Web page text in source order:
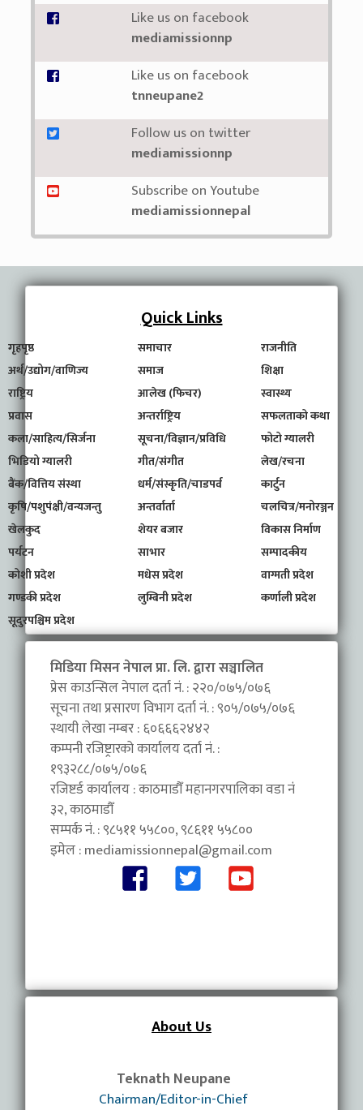
Like us on facebook
mediamissionnp
Like us on facebook
tnneupane2
Follow us on twitter
mediamissionnp
Subscribe on Youtube
mediamissionnepal
Quick Links
गृहपृष्ठ समाचार
राजनीति
अर्थ/उद्योग/वाणिज्य
समाज
शिक्षा
राष्ट्रिय
आलेख (फिचर)
स्वास्थ्य
प्रवास
अन्तर्राष्ट्रिय
सफलताको कथा
कला/साहित्य/सिर्जना
सूचना/विज्ञान/प्रविधि
फोटो ग्यालरी
भिडियो ग्यालरी
गीत/संगीत
लेख/रचना
बैंक/वित्तिय संस्था
धर्म/संस्कृति/चाडपर्व
कार्टुन
कृषि/पशुपंक्षी/वन्यजन्तु
अन्तर्वार्ता
चलचित्र/मनोरञ्जन
खेलकुद
शेयर बजार
विकास निर्माण
पर्यटन
साभार
सम्पादकीय
कोशी प्रदेश
मधेस प्रदेश
वाग्मती प्रदेश
गण्डकी प्रदेश
लुम्बिनी प्रदेश
कर्णाली प्रदेश
सूदुरपश्चिम प्रदेश
मिडिया मिसन नेपाल प्रा. लि. द्वारा सञ्चालित
प्रेस काउन्सिल नेपाल दर्ता नं. : २२०/०७५/०७६
सूचना तथा प्रसारण विभाग दर्ता नं. : ९०५/०७५/०७६
स्थायी लेखा नम्बर : ६०६६६२४४२
कम्पनी रजिष्ट्रारको कार्यालय दर्ता नं. :
१९३२८८/०७५/०७६
रजिष्टर्ड कार्यालय : काठमाडौँ महानगरपालिका वडा नंं
३२, काठमाडौँ
सम्पर्क नं. : ९८५११ ५५८००, ९८६११ ५५८००
इमेल :mediamissionnepal@gmail.com
About Us
Teknath Neupane
Chairman/Editor-in-Chief